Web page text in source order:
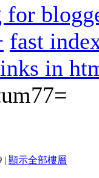
for
fast
in
| 顯示全部樓層